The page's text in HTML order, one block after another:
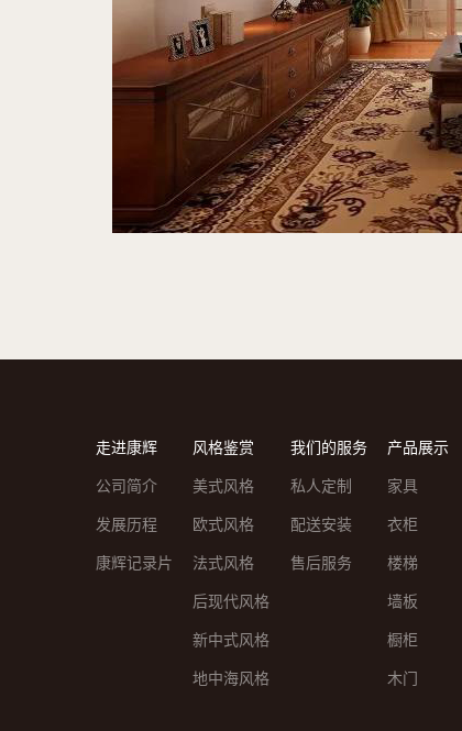
走进康辉
公司简介
发展历程
康辉记录片
风格鉴赏
美式风格
欧式风格
法式风格
后现代风格
新中式风格
地中海风格
我们的服务
私人定制
配送安装
售后服务
产品展示
家具
衣柜
楼梯
墙板
橱柜
木门